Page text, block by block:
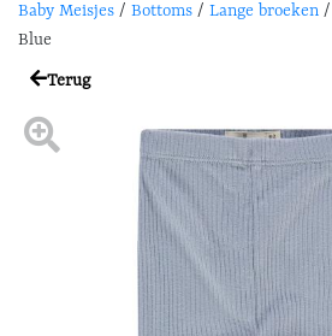
Baby Meisjes / Bottoms / Lange broeken /
Blue
Terug